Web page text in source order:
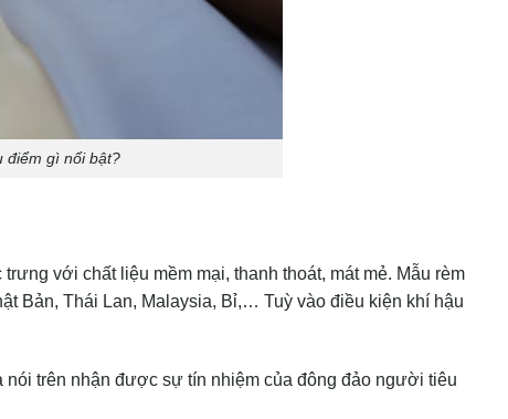
điểm gì nổi bật?
với chất liệu mềm mại, thanh thoát, mát mẻ. Mẫu rèm
Bản, Thái Lan, Malaysia, Bỉ,… Tuỳ vào điều kiện khí hậu
trên nhận được sự tín nhiệm của đông đảo người tiêu